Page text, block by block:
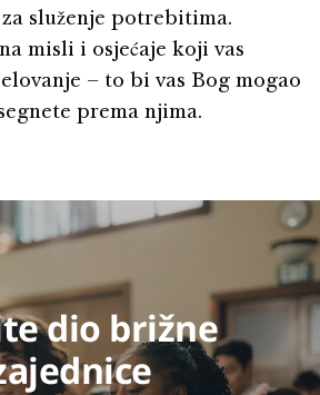
služenje potrebitima.
misli i osjećaje koji vas
– to bi vas Bog mogao
prema njima.
dio brižne